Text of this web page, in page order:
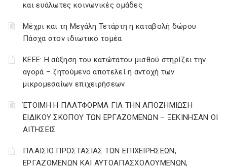
και ευάλωτες κοινωνικές ομάδες
Μέχρι και τη Μεγάλη Τετάρτη η καταβολή δώρου
Πάσχα στον ιδιωτικό τομέα
ΚΕΕΕ: Η αύξηση του κατώτατου μισθού στηρίζει την
αγορά – ζητούμενο αποτελεί η αντοχή των
μικρομεσαίων επιχειρήσεων
ΈΤΟΙΜΗ Η ΠΛΑΤΦΟΡΜΑ ΓΙΑ ΤΗΝ ΑΠΟΖΗΜΙΩΣΗ
ΕΙΔΙΚΟΥ ΣΚΟΠΟΥ ΤΩΝ ΕΡΓΑΖΟΜΕΝΩΝ – ΞΕΚΙΝΗΣΑΝ ΟΙ
ΑΙΤΗΣΕΙΣ
ΠΛΑΙΣΙΟ ΠΡΟΣΤΑΣΙΑΣ ΤΩΝ ΕΠΙΧΕΙΡΗΣΕΩΝ,
ΕΡΓΑΖΟΜΕΝΩΝ ΚΑΙ ΑΥΤΟΑΠΑΣΧΟΛΟΥΜΕΝΩΝ,